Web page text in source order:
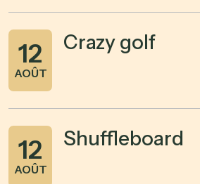
12
AOÛT
Crazy golf
12
AOÛT
Shuffleboard